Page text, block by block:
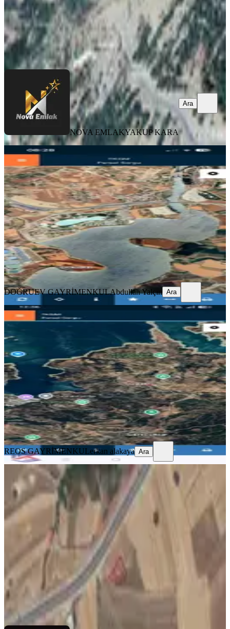
NOVA EMLAK YAKUP KARA
NOVA EMLAKYAKUP KARA
Ara
Fırsat..fiyat Düştü..! 10 Gün Geçerli
Kavlaklıda Baraj Yanı Arsa
Onikişubat, Kavlaklı Mahallesi
722 m²·9.557/m²·01.07.2026
6.900.000 ₺7.350.000 ₺
DOĞRUEV GAYRİMENKUL
Ara
DOĞRUEV GAYRİMENKULAbdullah Yalçın Ara
Reos Gayrimenkul'den Kadastro Yolu
Cephe, Baraj Manzaralı Tarla
Onikişubat, Sarıçukur Mahallesi
9558 m²·950/m²·16.07.2026
9.080.000 ₺
REOS GAYRİMENKULerkan alakaya
Ara
REOS GAYRİMENKULerkan alakaya Ara
Amazon' Dan Kurtlar Ana Yolu Üzeri
İmarlı Fırsat Satılık Arsa!!!
Onikişubat, Önsen Mahallesi
7.267/m² 17.07.2026
8.750.000 ₺
AMAZON GAYRİMENKUL AMAZON GAYRİMENKUL